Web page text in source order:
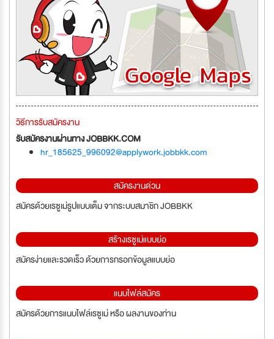
วิธีการรับสมัครงาน
รับสมัครงานผ่านทาง JOBBKK.COM
hr_185625_996092@applywork.jobbkk.com
สมัครงานด่วน
สมัครด้วยเรซูเม่รูปแบบเต็ม จากระบบสมาชิก JOBBKK
สร้างเรซูเม่แบบย่อ
สมัครง่ายและรวดเร็ว ด้วยการกรอกข้อมูลแบบย่อ
แนบไฟล์สมัคร
สมัครด้วยการแนบไฟล์เรซูเม่ หรือ ผลงานของท่าน